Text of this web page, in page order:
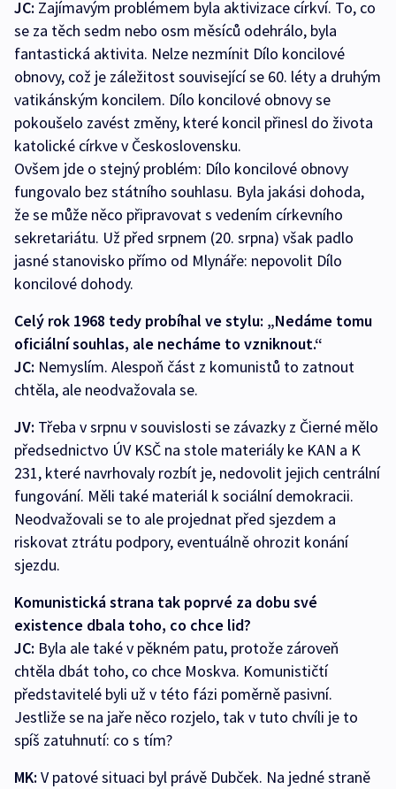
JC: Zajímavým problémem byla aktivizace církví. To, co
se za těch sedm nebo osm měsíců odehrálo, byla
fantastická aktivita. Nelze nezmínit Dílo koncilové
obnovy, což je záležitost související se 60. léty a druhým
vatikánským koncilem. Dílo koncilové obnovy se
pokoušelo zavést změny, které koncil přinesl do života
katolické církve v Československu.
Ovšem jde o stejný problém: Dílo koncilové obnovy
fungovalo bez státního souhlasu. Byla jakási dohoda,
že se může něco připravovat s vedením církevního
sekretariátu. Už před srpnem (20. srpna) však padlo
jasné stanovisko přímo od Mlynáře: nepovolit Dílo
koncilové dohody.
Celý rok 1968 tedy probíhal ve stylu: „Nedáme tomu
oficiální souhlas, ale necháme to vzniknout.“
JC: Nemyslím. Alespoň část z komunistů to zatnout
chtěla, ale neodvažovala se.
JV: Třeba v srpnu v souvislosti se závazky z Čierné mělo
předsednictvo ÚV KSČ na stole materiály ke KAN a K
231, které navrhovaly rozbít je, nedovolit jejich centrální
fungování. Měli také materiál k sociální demokracii.
Neodvažovali se to ale projednat před sjezdem a
riskovat ztrátu podpory, eventuálně ohrozit konání
sjezdu.
Komunistická strana tak poprvé za dobu své
existence dbala toho, co chce lid?
JC: Byla ale také v pěkném patu, protože zároveň
chtěla dbát toho, co chce Moskva. Komunističtí
představitelé byli už v této fázi poměrně pasivní.
Jestliže se na jaře něco rozjelo, tak v tuto chvíli je to
spíš zatuhnutí: co s tím?
MK: V patové situaci byl právě Dubček. Na jedné straně